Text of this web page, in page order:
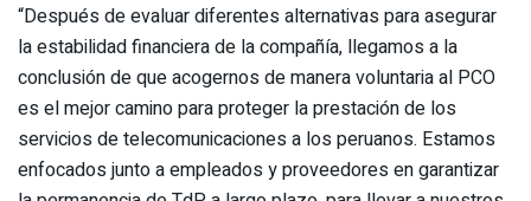
“Después de evaluar diferentes alternativas para asegurar
la estabilidad financiera de la compañía, llegamos a la
conclusión de que acogernos de manera voluntaria al PCO
es el mejor camino para proteger la prestación de los
servicios de telecomunicaciones a los peruanos. Estamos
enfocados junto a empleados y proveedores en garantizar